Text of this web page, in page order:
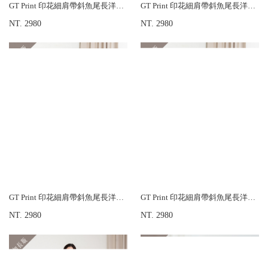
NT. 2980
GT Print 印花細肩帶斜魚尾長洋裝-加長版
NT. 2980
GT Print 印花細肩帶斜魚尾長洋裝-加長版
NT. 2980
GT Print 印花細肩帶斜魚尾長洋裝-加長版
NT. 2980